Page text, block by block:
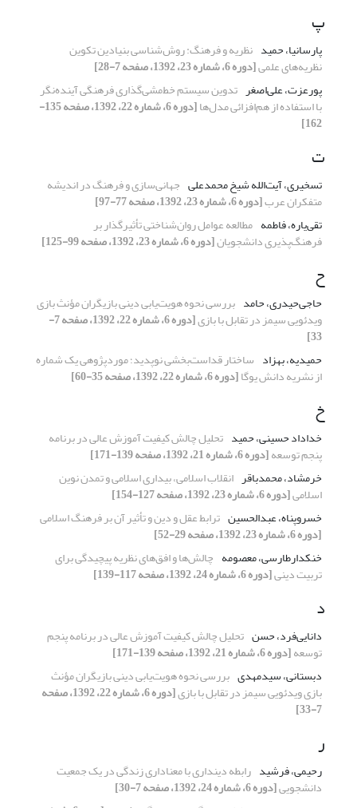
پ
پارسانیا، حمید نظریه و فرهنگ: روش‌شناسی بنیادین تکوین
نظریه‌های علمی[دوره 6، شماره 23، 1392، صفحه 7-28]
پورعزت، علی‌اصغر تدوین سیستم خط‌مشی‌گذاری فرهنگی آینده‌نگر
با استفاده از هم‌افزائی مدل‌ها [دوره 6، شماره 22، 1392، صفحه 135-
162]
ت
تسخیری، آیت‌الله شیخ محمدعلی جهانی‌سازی و فرهنگ در اندیشه
متفکران عرب[دوره 6، شماره 23، 1392، صفحه 77-97]
تقی‌یاره، فاطمه مطالعه عوامل روان‌شناختی تأثیرگذار بر
فرهنگ‌پذیری دانشجویان[دوره 6، شماره 23، 1392، صفحه 99-125]
ح
حاجی‌حیدری، حامد بررسی نحوه هویت‌یابی دینی بازیگران مؤنث بازی
ویدئویی سیمز در تقابل با بازی [دوره 6، شماره 22، 1392، صفحه 7-
33]
حمیدیه، بهزاد ساختار قداست‌بخشی نوپدید؛ موردپژوهی یک شماره
از نشریه دانش یوگا[دوره 6، شماره 22، 1392، صفحه 35-60]
خ
خداداد حسینی، حمید تحلیل چالش کیفیت آموزش عالی در برنامه
پنجم توسعه[دوره 6، شماره 21، 1392، صفحه 139-171]
خرمشاد، محمدباقر انقلاب اسلامی، بیداری اسلامی و تمدن نوین
اسلامی[دوره 6، شماره 23، 1392، صفحه 127-154]
خسروپناه، عبدالحسین ترابط عقل و دین و تأثیر آن بر فرهنگ اسلامی
[دوره 6، شماره 23، 1392، صفحه 29-52]
خنکدارطارسی، معصومه چالش‌ها و افق‌های نظریه پیچیدگی برای
تربیت دینی[دوره 6، شماره 24، 1392، صفحه 117-139]
د
دانایی‌فرد، حسن تحلیل چالش کیفیت آموزش عالی در برنامه پنجم
توسعه[دوره 6، شماره 21، 1392، صفحه 139-171]
دبستانی، سیدمهدی بررسی نحوه هویت‌یابی دینی بازیگران مؤنث
بازی ویدئویی سیمز در تقابل با بازی [دوره 6، شماره 22، 1392، صفحه
7-33]
ر
رحیمی، فرشید رابطه دینداری با معناداری زندگی در یک جمعیت
دانشجویی[دوره 6، شماره 24، 1392، صفحه 7-30]